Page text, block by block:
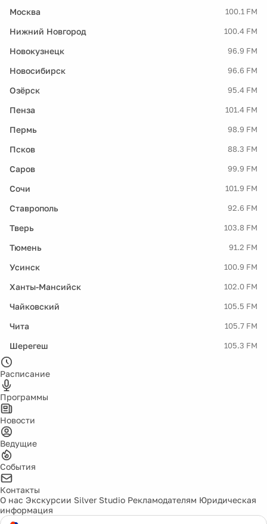
Москва 100.1 FM
Нижний Новгород 100.4 FM
Новокузнецк 96.9 FM
Новосибирск 96.6 FM
Озёрск 95.4 FM
Пенза 101.4 FM
Пермь 98.9 FM
Псков 88.3 FM
Саров 99.9 FM
Сочи 101.9 FM
Ставрополь 92.6 FM
Тверь 103.8 FM
Тюмень 91.2 FM
Усинск 100.9 FM
Ханты-Мансийск 102.0 FM
Чайковский 105.5 FM
Чита 105.7 FM
Шерегеш 105.3 FM
Расписание
Программы
Новости
Ведущие
События
Контакты
О нас Экскурсии Silver Studio Рекламодателям Юридическая
информация